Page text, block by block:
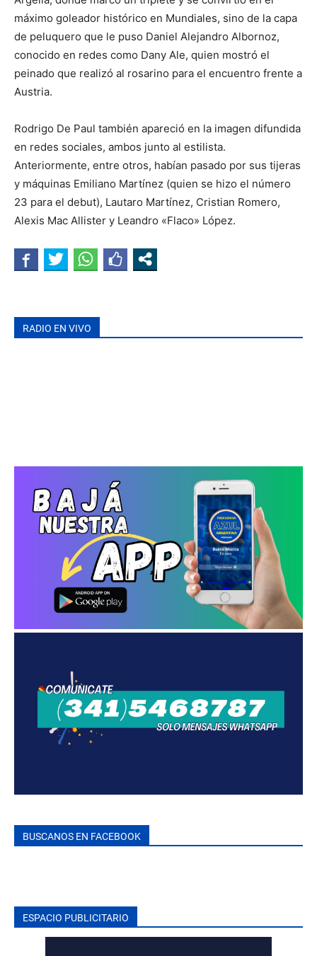
máximo goleador histórico en Mundiales, sino de la capa
de peluquero que le puso Daniel Alejandro Albornoz,
conocido en redes como Dany Ale, quien mostró el
peinado que realizó al rosarino para el encuentro frente a
Austria.
Rodrigo De Paul también apareció en la imagen difundida
en redes sociales, ambos junto al estilista.
Anteriormente, entre otros, habían pasado por sus tijeras
y máquinas Emiliano Martínez (quien se hizo el número
23 para el debut), Lautaro Martínez, Cristian Romero,
Alexis Mac Allister y Leandro «Flaco» López.
RADIO EN VIVO
BUSCANOS EN FACEBOOK
ESPACIO PUBLICITARIO